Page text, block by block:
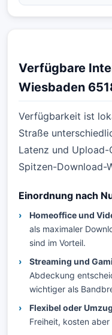
Verfügbare
Wiesbaden
Verfügbarkeit ist
Straße
Latenz und
Spitzen-Download-
Einordnung nach
Homeoffice und
als maximaler
sind im Vorteil.
Streaming und
Abdeckung
wichtiger als
Flexibel oder
Freiheit, kosten